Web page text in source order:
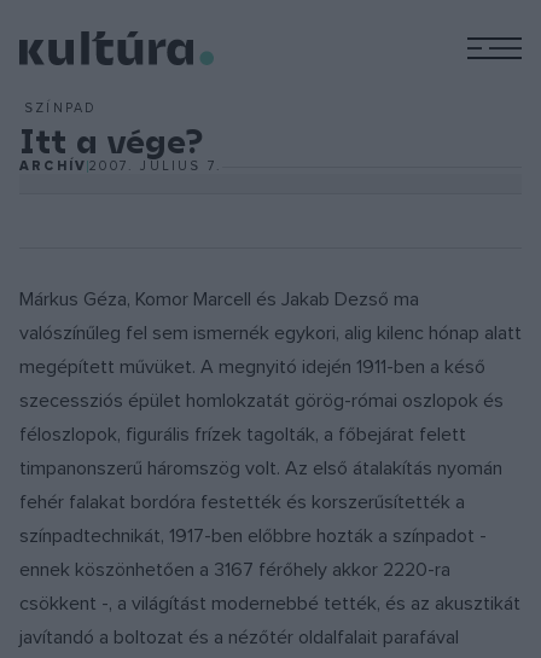
SZÍNPAD
Itt a vége?
ARCHÍV2007. JÚLIUS 7.
Márkus Géza, Komor Marcell és Jakab Dezső ma
valószínűleg fel sem ismernék egykori, alig kilenc hónap alatt
megépített művüket. A megnyitó idején 1911-ben a késő
szecessziós épület homlokzatát görög-római oszlopok és
féloszlopok, figurális frízek tagolták, a főbejárat felett
timpanonszerű háromszög volt. Az első átalakítás nyomán
fehér falakat bordóra festették és korszerűsítették a
színpadtechnikát, 1917-ben előbbre hozták a színpadot -
ennek köszönhetően a 3167 férőhely akkor 2220-ra
csökkent -, a világítást modernebbé tették, és az akusztikát
javítandó a boltozat és a nézőtér oldalfalait parafával